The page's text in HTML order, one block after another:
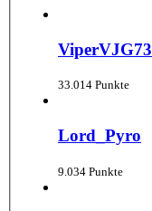
ViperVJG73
33.014 Punkte
Lord_Pyro
9.034 Punkte